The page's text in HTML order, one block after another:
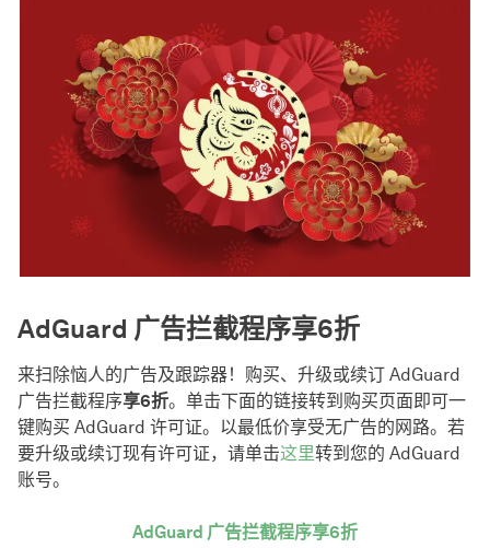
AdGuard 广告拦截程序享6折
来扫除恼人的广告及跟踪器！购买、升级或续订 AdGuard
广告拦截程序享6折。单击下面的链接转到购买页面即可一
键购买 AdGuard 许可证。以最低价享受无广告的网路。若
要升级或续订现有许可证，请单击这里转到您的 AdGuard
账号。
AdGuard 广告拦截程序享6折